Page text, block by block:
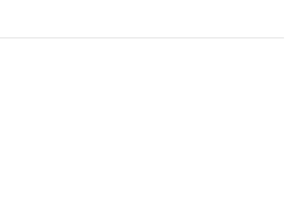
หาประกอบด้วยคำคุณศัพท์ทั้งสอง
คำคุณศัพท์ な เรียงตามลำดับ
ย่าง ท้ายเล่มเสริมด้วยคำกริยา
เช่นกันหวังว่า “คำคุณศัพท์ญี่ปุ่น
ภาษาญี่ปุ่นมีแนวทางในการเตรียม